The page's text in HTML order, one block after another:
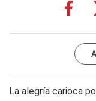
La alegría carioca